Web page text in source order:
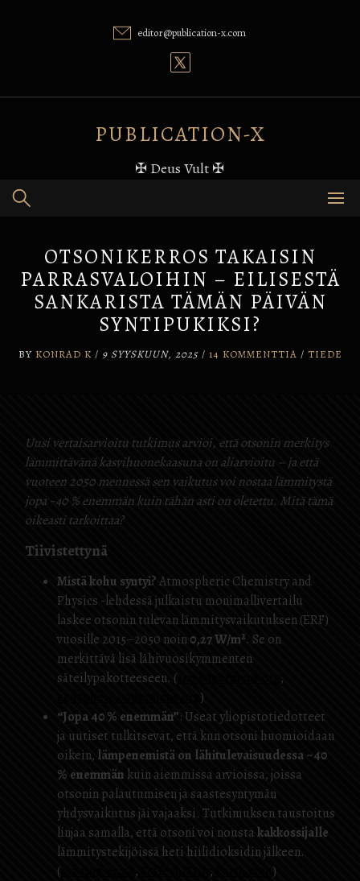
editor@publication-x.com
PUBLICATION-X
✠ Deus Vult ✠
OTSONIKERROS TAKAISIN
PARRASVALOIHIN – EILISESTÄ
SANKARISTA TÄMÄN PÄIVÄN
SYNTIPUKIKSI?
BY KONRAD K / 9 SYYSKUUN, 2025/ 14 KOMMENTTIA / TIEDE
Uusi vertaisarvioitu tutkimus arvioi, että otsonin merkitys
lämmittävänä kasvihuonekaasuna on aliarvioitu – ja että
vuoteen 2050 mennessä sen vaikutus voi nostaa lämmitystä
jopa ~40 % enemmän kuin tähän asti on oletettu. Mitä tämä
oikeasti tarkoittaa?
Tiivistettynä
Mistä kohu syntyi?Atmospheric Chemistry and
Physics -lehdessä julkaistu monimallivertailu
laskee otsonin tulevan lämmitysvaikutuksen (ERF)
vuosille 2015–2050 noin0,27 W/m². Se on
merkittävä lisä lähivuosikymmenten
säteilypakotteeseen. (
,
)
“Jopa 40 % enemmän”: Useat yliopistotiedotteet
ja uutiset tulkitsevat, että kun otsoni huomioidaan
oikein, lämpenemistä on lähitulevaisuudessa ~40
% enemmän kuin aiemmissa arvioissa, joissa
otsonin palautumisen ja saastesyntymän
yhdysvaikutus jäi vajaaksi. Tutkimuksen taustoitus
linjaa samalla, että otsoni voi noustakakkossijalle
lämmitystekijöissä heti hiilidioksidin jälkeen.
(
, ,
)